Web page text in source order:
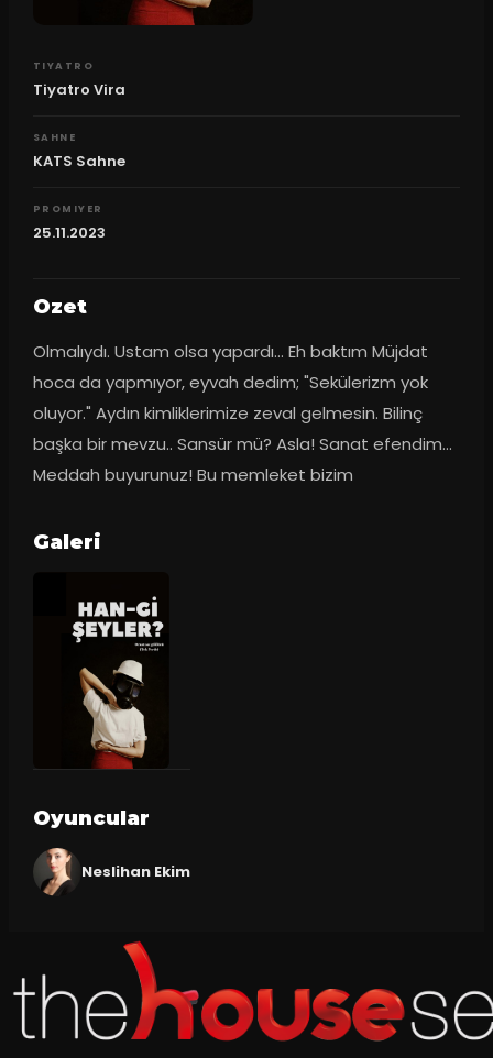
TIYATRO
Tiyatro Vira
SAHNE
KATS Sahne
PROMIYER
25.11.2023
Ozet
Olmalıydı. Ustam olsa yapardı... Eh baktım Müjdat
hoca da yapmıyor, eyvah dedim; "Sekülerizm yok
oluyor." Aydın kimliklerimize zeval gelmesin. Bilinç
başka bir mevzu.. Sansür mü? Asla! Sanat efendim...
Meddah buyurunuz! Bu memleket bizim
Galeri
Oyuncular
Neslihan Ekim